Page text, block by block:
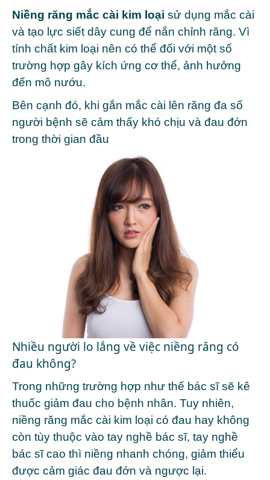
Niềng răng mắc cài kim loại sử dụng mắc cài
và tạo lực siết dây cung để nắn chỉnh răng. Vì
tính chất kim loại nên có thể đối với một số
trường hợp gây kích ứng cơ thể, ảnh hưởng
đến mô nướu.
Bên cạnh đó, khi gắn mắc cài lên răng đa số
người bệnh sẽ cảm thấy khó chịu và đau đớn
trong thời gian đầu
Nhiều người lo lắng về việc niềng răng có
đau không?
Trong những trường hợp như thế bác sĩ sẽ kê
thuốc giảm đau cho bệnh nhân. Tuy nhiên,
niềng răng mắc cài kim loại có đau hay không
còn tùy thuộc vào tay nghề bác sĩ, tay nghề
bác sĩ cao thì niềng nhanh chóng, giảm thiểu
được cảm giác đau đớn và ngược lại.